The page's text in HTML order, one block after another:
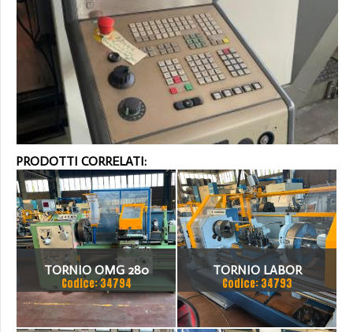
PRODOTTI CORRELATI:
TORNIO OMG 280
Codice: 34794
TORNIO LABOR
Codice: 34793